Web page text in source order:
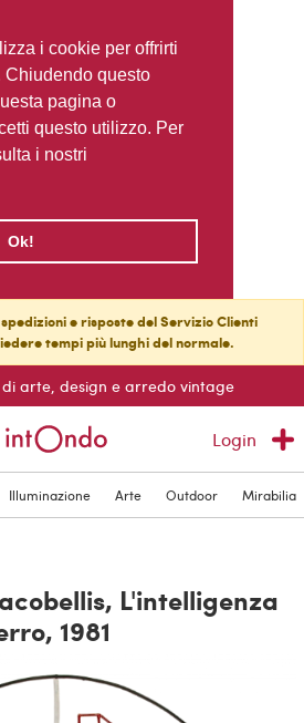
i cookie per offrirti
Chiudendo questo
pagina o
questo utilizzo. Per
i nostri
Ok!
e risposte del Servizio Clienti
tempi più lunghi del normale.
arte, design e arredo vintage
Login
Illuminazione Arte Outdoor Mirabilia
L'intelligenza
1981